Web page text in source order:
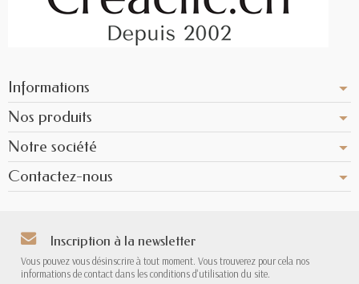
Informations
Nos produits
Notre société
Contactez-nous
Inscription à la newsletter
Vous pouvez vous désinscrire à tout moment. Vous trouverez pour cela nos
informations de contact dans les conditions d'utilisation du site.